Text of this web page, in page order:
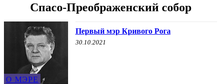
Спасо-Преображенский собор
О МЭРЕ
Первый мэр Кривого Рога
30.10.2021